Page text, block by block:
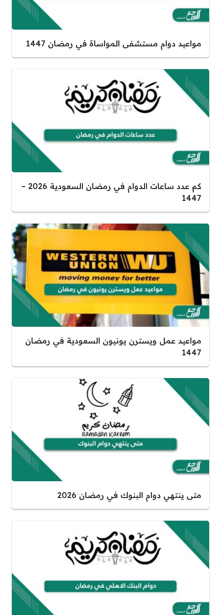
مواعيد دوام مستشفى المواساة في رمضان 1447
كم عدد ساعات الدوام في رمضان السعودية 2026 –
1447
مواعيد عمل ويسترن يونيون السعودية في رمضان
1447
متى ينتهي دوام البنوك في رمضان 2026